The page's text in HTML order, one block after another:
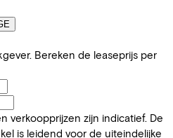
Bereken de leaseprijs per
verkoopprijzen zijn indicatief. De
is leidend voor de uiteindelijke